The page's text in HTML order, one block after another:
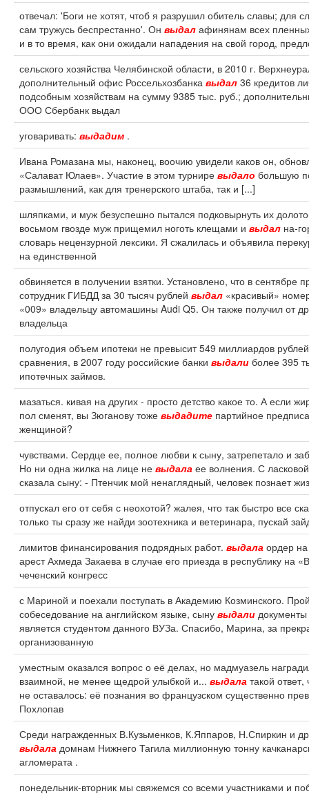
отвечал: 'Боги не хотят, чтоб я разрушил обитель славы; для
сам тружусь беспрестанно'. Он выдал афинянам всех
и в то время, как они ожидали нападения на свой город,
сельского хозяйства Челябинской области, в 2010 г.
дополнительный офис Россельхозбанка выдал 36 кредитов
подсобным хозяйствам на сумму 9385 тыс. руб.;
ООО Сбербанк выдал
уговаривать: выдадим .
Ивана Ромазана мы, наконец, воочию увидели каков он,
«Салават Юлаев». Участие в этом турнире выдало большую
размышлений, как для тренерского штаба, так и [...]
шляпками, и муж безуспешно пытался подковырнуть их
восьмом гвозде муж прищемил ноготь клещами и выдал на-
словарь нецензурной лексики. Я сжалилась и объявила
на единственной
обвиняется в получении взятки. Установлено, что в сентябре
сотрудник ГИБДД за 30 тысяч рублей выдал «красивый»
«009» владельцу автомашины Audi Q5. Он также получил от
владельца
полугодия объем ипотеки не превысит 549 миллиардов
сравнения, в 2007 году российские банки выдали более 395
ипотечных займов.
мазаться. кивая на других - просто детство какое то. А если
пол сменят, вы Зюганову тоже выдадите партийное
женщиной?
чувствами. Сердце ее, полное любви к сыну, затрепетало и
Но ни одна жилка на лице не выдала ее волнения. С
сказала сыну: - Птенчик мой ненаглядный, человек познает
отпускал его от себя с неохотой? жалея, что так быстро все
только ты сразу же найди зоотехника и ветеринара, пускай
лимитов финансирования подрядных работ. выдала ордер
арест Ахмеда Закаева в случае его приезда в республику на
чеченский конгресс
с Мариной и поехали поступать в Академию Козминского.
собеседование на английском языке, сыну выдали
является студентом данного ВУЗа. Спасибо, Марина, за
организованную
уместным оказался вопрос о её делах, но мадмуазель
взаимной, не менее щедрой улыбкой и... выдала такой
не оставалось: её познания во французском существенно
Похлопав
Среди награжденных В.Кузьменков, К.Яппаров, Н.Спиркин и
выдала домнам Нижнего Тагила миллионную тонну
агломерата .
понедельник-вторник мы свяжемся со всеми участниками и